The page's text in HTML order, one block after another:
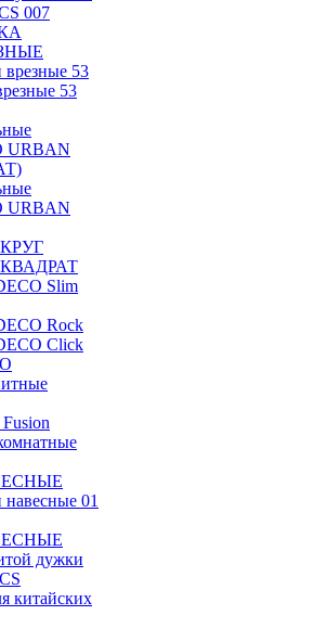
007
врезные 53
53
URBAN
URBAN
КРУГ
КВАДРАТ
Slim
Rock
Click
01
дужки
китайских